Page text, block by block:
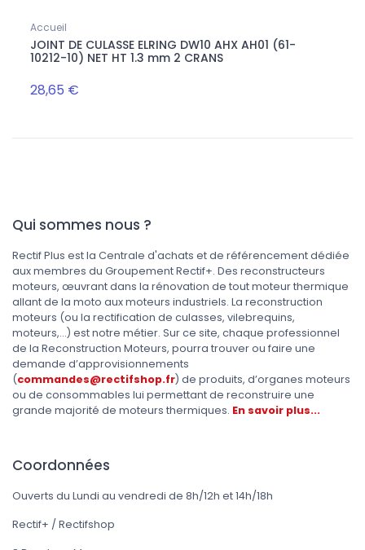
Accueil
JOINT DE CULASSE ELRING DW10 AHX AH01 (61-
10212-10) NET HT 1.3 mm 2 CRANS
28,65 €
Qui sommes nous ?
Rectif Plus est la Centrale d'achats et de référencement dédiée
aux membres du Groupement Rectif+. Des reconstructeurs
moteurs, œuvrant dans la rénovation de tout moteur thermique
allant de la moto aux moteurs industriels. La reconstruction
moteurs (ou la rectification de culasses, vilebrequins,
moteurs,...) est notre métier. Sur ce site, chaque professionnel
de la Reconstruction Moteurs, pourra trouver ou faire une
demande d’approvisionnements
(commandes@rectifshop.fr) de produits, d’organes moteurs
ou de consommables lui permettant de reconstruire une
grande majorité de moteurs thermiques. En savoir plus...
Coordonnées
Ouverts du Lundi au vendredi de 8h/12h et 14h/18h
Rectif+ / Rectifshop